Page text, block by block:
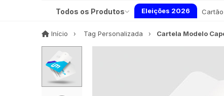
Todos os Produtos Eleições 2026
Início Início Tag Personalizada Cartela Modelo